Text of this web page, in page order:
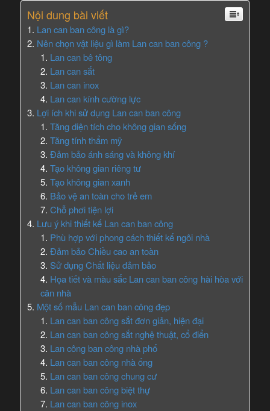
Nội dung bài viết
Lan can ban công là gì?
Nên chọn vật liệu gì làm Lan can ban công ?
Lan can bê tông
Lan can sắt
Lan can inox
Lan can kính cường lực
Lợi ích khi sử dụng Lan can ban công
Tăng diện tích cho không gian sống
Tăng tính thẩm mỹ
Đảm bảo ánh sáng và không khí
Tạo không gian riêng tư
Tạo không gian xanh
Bảo vệ an toàn cho trẻ em
Chỗ phơi tiện lợi
Lưu ý khi thiết kế Lan can ban công
Phù hợp với phong cách thiết kế ngôi nhà
Đảm bảo Chiều cao an toàn
Sử dụng Chất liệu đảm bảo
Họa tiết và màu sắc Lan can ban công hài hòa với
căn nhà
Một số mẫu Lan can ban công đẹp
Lan can ban công sắt đơn giản, hiện đại
Lan can ban công sắt nghệ thuật, cổ điển
Lan công ban công nhà phố
Lan can ban công nhà ống
Lan can ban công chung cư
Lan can ban công biệt thự
Lan can ban công inox